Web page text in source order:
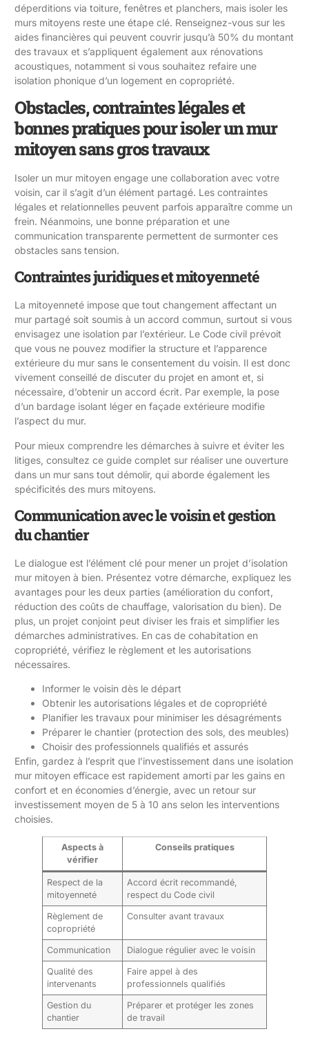
déperditions via toiture, fenêtres et planchers, mais isoler les
murs mitoyens reste une étape clé. Renseignez-vous sur les
aides financières qui peuvent couvrir jusqu’à 50% du montant
des travaux et s’appliquent également aux rénovations
acoustiques, notamment si vous souhaitez refaire une
isolation phonique d’un logement en copropriété.
Obstacles, contraintes légales et
bonnes pratiques pour isoler un mur
mitoyen sans gros travaux
Isoler un mur mitoyen engage une collaboration avec votre
voisin, car il s’agit d’un élément partagé. Les contraintes
légales et relationnelles peuvent parfois apparaître comme un
frein. Néanmoins, une bonne préparation et une
communication transparente permettent de surmonter ces
obstacles sans tension.
Contraintes juridiques et mitoyenneté
La mitoyenneté impose que tout changement affectant un
mur partagé soit soumis à un accord commun, surtout si vous
envisagez une isolation par l’extérieur. Le Code civil prévoit
que vous ne pouvez modifier la structure et l’apparence
extérieure du mur sans le consentement du voisin. Il est donc
vivement conseillé de discuter du projet en amont et, si
nécessaire, d’obtenir un accord écrit. Par exemple, la pose
d’un bardage isolant léger en façade extérieure modifie
l’aspect du mur.
Pour mieux comprendre les démarches à suivre et éviter les
litiges, consultez ce guide complet sur réaliser une ouverture
dans un mur sans tout démolir, qui aborde également les
spécificités des murs mitoyens.
Communication avec le voisin et gestion
du chantier
Le dialogue est l’élément clé pour mener un projet d’isolation
mur mitoyen à bien. Présentez votre démarche, expliquez les
avantages pour les deux parties (amélioration du confort,
réduction des coûts de chauffage, valorisation du bien). De
plus, un projet conjoint peut diviser les frais et simplifier les
démarches administratives. En cas de cohabitation en
copropriété, vérifiez le règlement et les autorisations
nécessaires.
Informer le voisin dès le départ
Obtenir les autorisations légales et de copropriété
Planifier les travaux pour minimiser les désagréments
Préparer le chantier (protection des sols, des meubles)
Choisir des professionnels qualifiés et assurés
Enfin, gardez à l’esprit que l’investissement dans une isolation
mur mitoyen efficace est rapidement amorti par les gains en
confort et en économies d’énergie, avec un retour sur
investissement moyen de 5 à 10 ans selon les interventions
choisies.
Aspects à
vérifier
Conseils pratiques
Respect de la
mitoyenneté
Accord écrit recommandé,
respect du Code civil
Règlement de
copropriété
Consulter avant travaux
Communication Dialogue régulier avec le voisin
Qualité des
intervenants
Faire appel à des
professionnels qualifiés
Gestion du
chantier
Préparer et protéger les zones
de travail